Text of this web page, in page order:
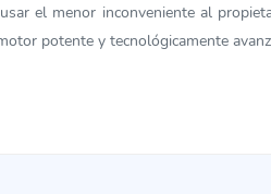
el menor inconveniente al
potente y tecnológicamente